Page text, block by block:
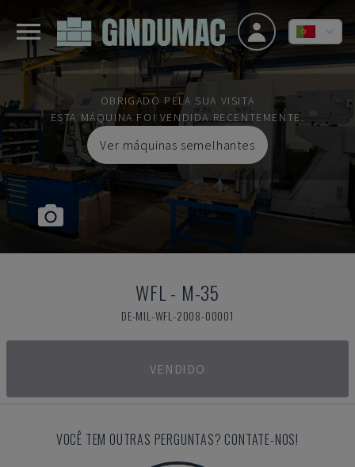
OBRIGADO PELA SUA VISITA
ESTA MÁQUINA FOI VENDIDA RECENTEMENTE.
Ver máquinas semelhantes
WFL- M-35
DE-MIL-WFL-2008-00001
VENDIDO
VOCÊ TEM OUTRAS PERGUNTAS? CONTATE-NOS!